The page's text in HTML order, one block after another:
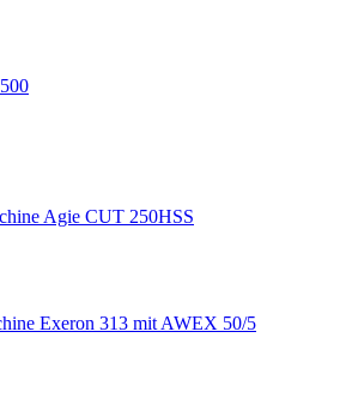
Agie CUT 250HSS
Exeron 313 mit AWEX 50/5